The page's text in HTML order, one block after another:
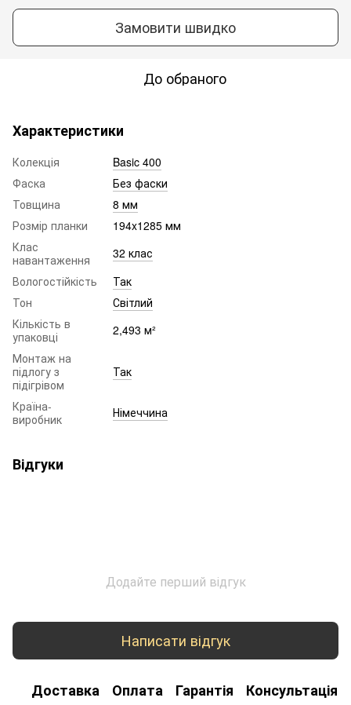
Замовити швидко
До обраного
Характеристики
Колекція
Basic 400
Фаска
Без фаски
Товщина
8 мм
Розмір планки
194x1285 мм
Клас
навантаження
32 клас
Вологостійкість
Так
Тон
Світлий
Кількість в
упаковці
2,493 м²
Монтаж на
підлогу з
підігрівом
Так
Країна-
виробник
Німеччина
Відгуки
Додайте перший відгук
Написати відгук
Доставка Оплата Гарантія Консультація